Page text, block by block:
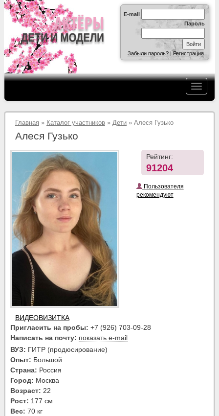
E-mail
Пароль
Забыли пароль?|Регистрация
Главная » Каталог участников » Дети » Алеся Гузько
Алеся Гузько
ВИДЕОВИЗИТКА
Рейтинг:
91204
Пользователя
рекомендуют
Пригласить на пробы: +7 (926) 703-09-28
Написать на почту: показать e-mail
ВУЗ: ГИТР (продюсирование)
Опыт: Большой
Страна: Россия
Город: Москва
Возраст: 22
Рост: 177 см
Вес: 70 кг